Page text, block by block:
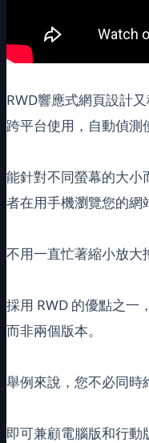
RWD響應式網頁設計
跨平台使用，自動偵測
能針對不同螢幕的大小
者在用手機瀏覽您的網
不用一直忙著縮小放大
採用 RWD 的優點之一
而非兩個版本。
舉例來說，您不必同時
即可兼顧電腦版和行動